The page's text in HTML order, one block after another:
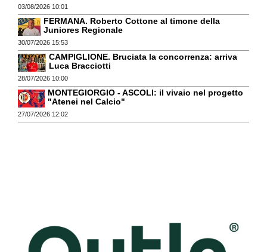
03/08/2026 10:01
FERMANA. Roberto Cottone al timone della
Juniores Regionale
30/07/2026 15:53
CAMPIGLIONE. Bruciata la concorrenza: arriva
Luca Bracciotti
28/07/2026 10:00
MONTEGIORGIO - ASCOLI: il vivaio nel progetto
"Atenei nel Calcio"
27/07/2026 12:02